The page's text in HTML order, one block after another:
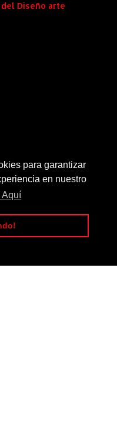
para garantizar
en nuestro
Aquí
Diseño arte